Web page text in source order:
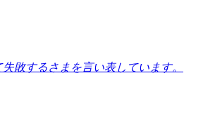
敗するさまを言い表しています。